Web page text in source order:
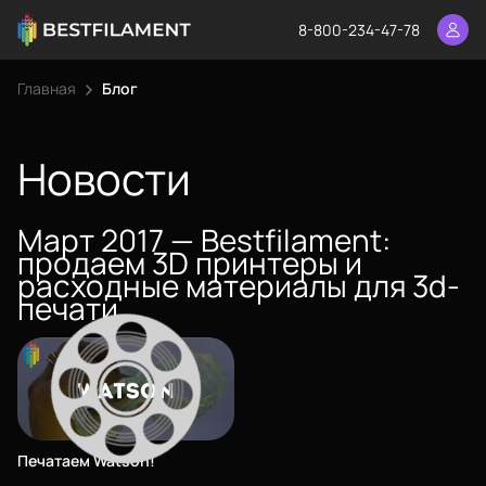
8-800-234-47-78
Главная Блог
Новости
Март 2017 — Bestfilament:
продаем 3D принтеры и
расходные материалы для 3d-
печати
Печатаем Watson!
О нас
Филиалы
Сертификаты
Система скидок
Оплата и доставка
Для крупных 3D-печатников